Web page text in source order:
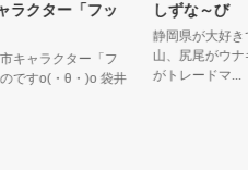
ャラクター「フッ
井市キャラクター「フ
なのですo(・θ・)o 袋井
しずな～び
静岡県が大
山、尻尾が
がトレード